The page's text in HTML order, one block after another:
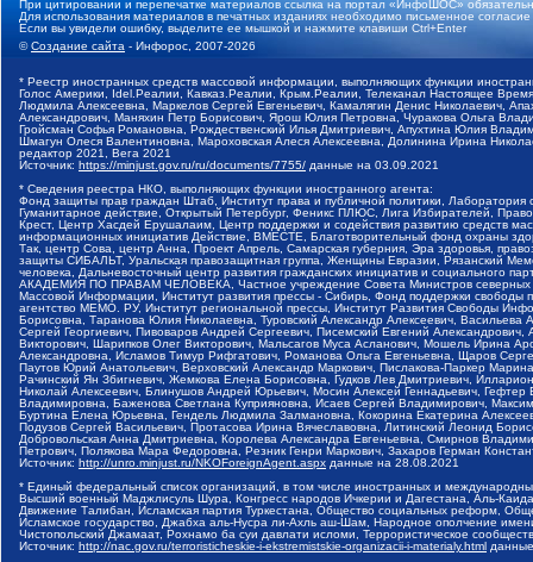
При цитировании и перепечатке материалов ссылка на портал «ИнфоШОС»
Для использования материалов в печатных изданиях необходимо письменное
Если вы увидели ошибку, выделите ее мышкой и нажмите клавиши Ctrl+Enter
©Создание сайта - Инфорос, 2007-2026
* Реестр иностранных средств массовой информации, выполняющих функции
Голос Америки, Idel.Реалии, Кавказ.Реалии, Крым.Реалии, Телеканал Настоящее
Людмила Алексеевна, Маркелов Сергей Евгеньевич, Камалягин Денис Николаевич,
Александрович, Маняхин Петр Борисович, Ярош Юлия Петровна, Чуракова Ольга
Гройсман Софья Романовна, Рождественский Илья Дмитриевич, Апухтина Юлия
Шмагун Олеся Валентиновна, Мароховская Алеся Алексеевна, Долинина Ирина
редактор 2021, Вега 2021
Источник: https://minjust.gov.ru/ru/documents/7755/ данные на 03.09.2021
* Сведения реестра НКО, выполняющих функции иностранного агента:
Фонд защиты прав граждан Штаб, Институт права и публичной политики,
Гуманитарное действие, Открытый Петербург, Феникс ПЛЮС, Лига Избирателей,
Крест, Центр Хасдей Ерушалаим, Центр поддержки и содействия развитию средств
информационных инициатив Действие, ВМЕСТЕ, Благотворительный фонд охраны
Так, центр Сова, центр Анна, Проект Апрель, Самарская губерния, Эра здоровья,
защиты СИБАЛЬТ, Уральская правозащитная группа, Женщины Евразии, Рязанский
человека, Дальневосточный центр развития гражданских инициатив и социального
АКАДЕМИЯ ПО ПРАВАМ ЧЕЛОВЕКА, Частное учреждение Совета Министров северных
Массовой Информации, Институт развития прессы - Сибирь, Фонд поддержки
агентство МЕМО. РУ, Институт региональной прессы, Институт Развития Свободы
Борисовна, Таранова Юлия Николаевна, Туровский Александр Алексеевич,
Сергей Георгиевич, Пивоваров Андрей Сергеевич, Писемский Евгений
Викторович, Шарипков Олег Викторович, Мальсагов Муса Асланович, Мошель Ирина
Александровна, Исламов Тимур Рифгатович, Романова Ольга Евгеньевна, Щаров
Паутов Юрий Анатольевич, Верховский Александр Маркович, Пислакова-Паркер
Рачинский Ян Збигневич, Жемкова Елена Борисовна, Гудков Лев Дмитриевич,
Николай Алексеевич, Блинушов Андрей Юрьевич, Мосин Алексей Геннадьевич,
Владимировна, Баженова Светлана Куприяновна, Исаев Сергей Владимирович,
Буртина Елена Юрьевна, Гендель Людмила Залмановна, Кокорина Екатерина
Подузов Сергей Васильевич, Протасова Ирина Вячеславовна, Литинский Леонид
Добровольская Анна Дмитриевна, Королева Александра Евгеньевна, Смирнов
Петрович, Полякова Мара Федоровна, Резник Генри Маркович, Захаров Герман
Источник: http://unro.minjust.ru/NKOForeignAgent.aspx данные на 28.08.2021
* Единый федеральный список организаций, в том числе иностранных и
Высший военный Маджлисуль Шура, Конгресс народов Ичкерии и Дагестана, Аль-
Движение Талибан, Исламская партия Туркестана, Общество социальных реформ,
Исламское государство, Джабха аль-Нусра ли-Ахль аш-Шам, Народное ополчение
Чистопольский Джамаат, Рохнамо ба суи давлати исломи, Террористическое
Источник: http://nac.gov.ru/terroristicheskie-i-ekstremistskie-organizacii-i-materialy.html